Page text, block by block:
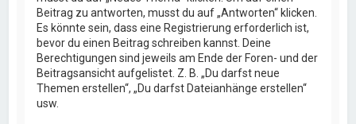
Beitrag zu antworten, musst du auf „Antworten“ klicken.
Es könnte sein, dass eine Registrierung erforderlich ist,
bevor du einen Beitrag schreiben kannst. Deine
Berechtigungen sind jeweils am Ende der Foren- und der
Beitragsansicht aufgelistet. Z. B. „Du darfst neue
Themen erstellen“, „Du darfst Dateianhänge erstellen“
usw.